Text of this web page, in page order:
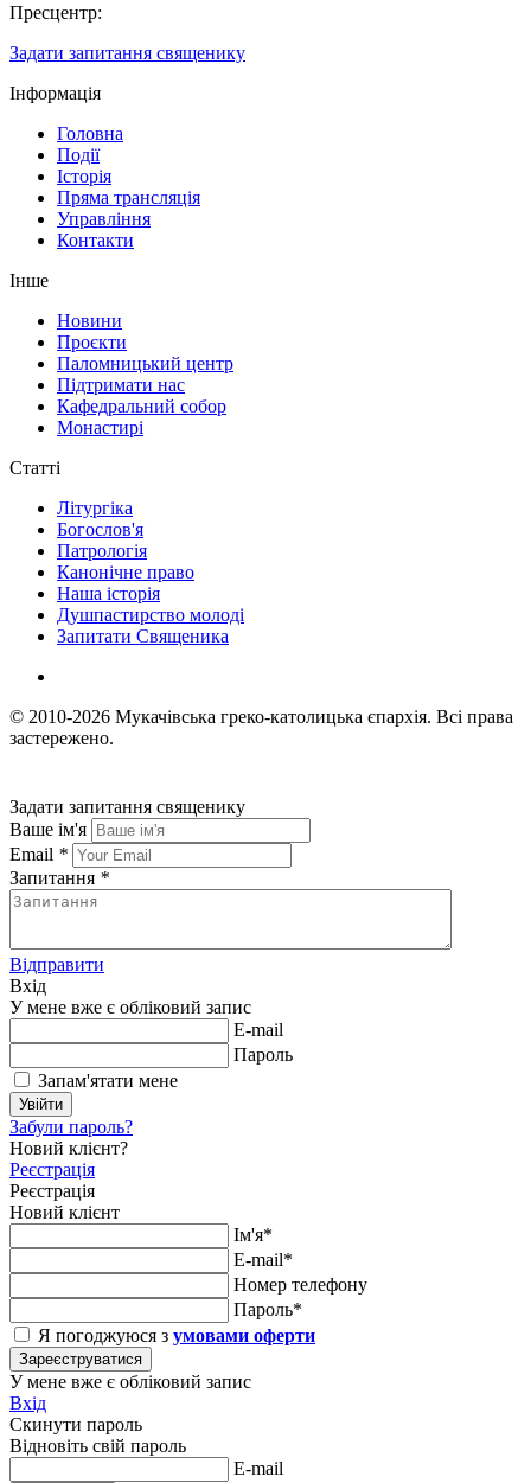
Пресцентр:
Задати запитання священику
Інформація
Головна
Події
Історія
Пряма трансляція
Управління
Контакти
Інше
Новини
Проєкти
Паломницький центр
Підтримати нас
Кафедральний собор
Монастирі
Статті
Літургіка
Богослов'я
Патрологія
Канонічне право
Наша історія
Душпастирство молоді
Запитати Священика
© 2010-2026 Мукачівська греко-католицька єпархія. Всі права
застережено.
Задати запитання священику
Ваше ім'я
Email *
Запитання *
Відправити
Вхід
У мене вже є обліковий запис
E-mail
Пароль
Запам'ятати мене
Увійти
Забули пароль?
Новий клієнт?
Реєстрація
Реєстрація
Новий клієнт
Ім'я*
E-mail*
Номер телефону
Пароль*
Я погоджуюся з умовами оферти
Зареєструватися
У мене вже є обліковий запис
Вхід
Скинути пароль
Відновіть свій пароль
E-mail